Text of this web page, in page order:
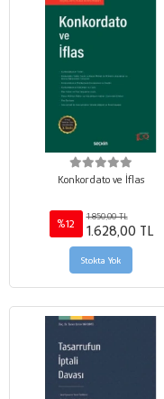
Konkordato ve İflas
%12
1.850,00 TL
1.628,00 TL
Stokta Yok